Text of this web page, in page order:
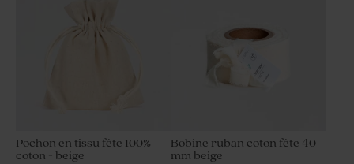
Pochon en tissu fête 100%
coton - beige
Bobine ruban coton fête 40
mm beige